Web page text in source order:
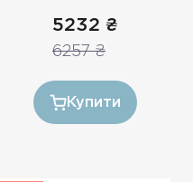
6257₴
5232 ₴
Купити